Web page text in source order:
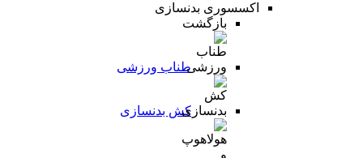
اکسسوری بدنسازی
بازگشت
طناب ورزشی
کش بدنسازی